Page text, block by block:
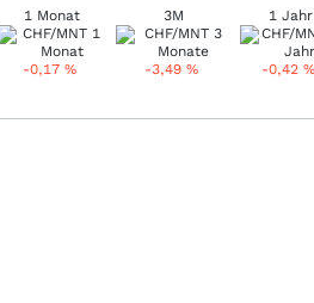
1 Monat
-0,17 %
3M
-3,49 %
1 Jahr
-0,42 %